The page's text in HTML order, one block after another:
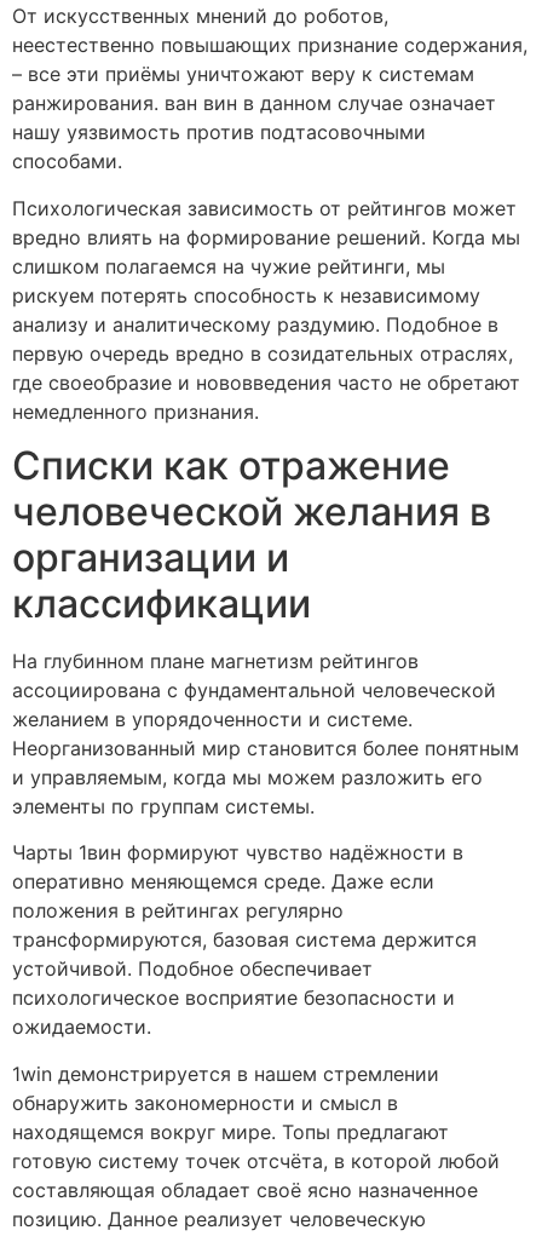
От искусственных мнений до роботов,
неестественно повышающих признание содержания,
– все эти приёмы уничтожают веру к системам
ранжирования. ван вин в данном случае означает
нашу уязвимость против подтасовочными
способами.
Психологическая зависимость от рейтингов может
вредно влиять на формирование решений. Когда мы
слишком полагаемся на чужие рейтинги, мы
рискуем потерять способность к независимому
анализу и аналитическому раздумию. Подобное в
первую очередь вредно в созидательных отраслях,
где своеобразие и нововведения часто не обретают
немедленного признания.
Списки как отражение
человеческой желания в
организации и
классификации
На глубинном плане магнетизм рейтингов
ассоциирована с фундаментальной человеческой
желанием в упорядоченности и системе.
Неорганизованный мир становится более понятным
и управляемым, когда мы можем разложить его
элементы по группам системы.
Чарты 1вин формируют чувство надёжности в
оперативно меняющемся среде. Даже если
положения в рейтингах регулярно
трансформируются, базовая система держится
устойчивой. Подобное обеспечивает
психологическое восприятие безопасности и
ожидаемости.
1win демонстрируется в нашем стремлении
обнаружить закономерности и смысл в
находящемся вокруг мире. Топы предлагают
готовую систему точек отсчёта, в которой любой
составляющая обладает своё ясно назначенное
позицию. Данное реализует человеческую